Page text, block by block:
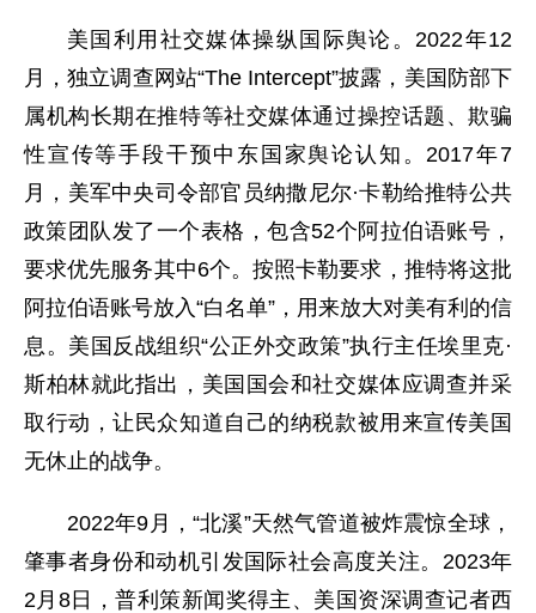
美国利用社交媒体操纵国际舆论。2022年12
月，独立调查网站“The Intercept”披露，美国防部下
属机构长期在推特等社交媒体通过操控话题、欺骗
性宣传等手段干预中东国家舆论认知。2017年7
月，美军中央司令部官员纳撒尼尔·卡勒给推特公共
政策团队发了一个表格，包含52个阿拉伯语账号，
要求优先服务其中6个。按照卡勒要求，推特将这批
阿拉伯语账号放入“白名单”，用来放大对美有利的信
息。美国反战组织“公正外交政策”执行主任埃里克·
斯柏林就此指出，美国国会和社交媒体应调查并采
取行动，让民众知道自己的纳税款被用来宣传美国
无休止的战争。
2022年9月，“北溪”天然气管道被炸震惊全球，
肇事者身份和动机引发国际社会高度关注。2023年
2月8日，普利策新闻奖得主、美国资深调查记者西